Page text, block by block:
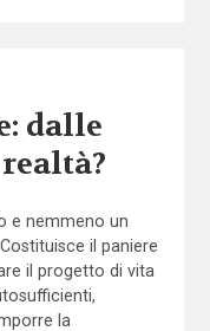
dalle
e nemmeno un
il paniere
il progetto di vita
la